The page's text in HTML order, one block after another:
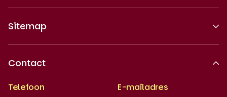
Sitemap
Contact
Telefoon E-mailadres